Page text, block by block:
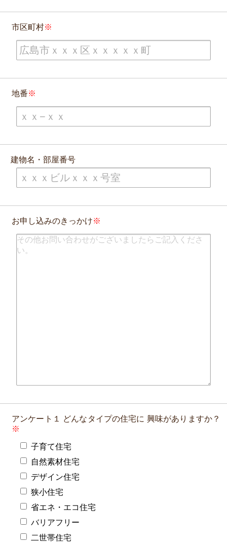
市区町村
地番
建物名・部屋番号
お申し込みのきっかけ
アンケート１ どんなタイプの住宅に 興味がありますか？
子育て住宅
自然素材住宅
デザイン住宅
狭小住宅
省エネ・エコ住宅
バリアフリー
二世帯住宅